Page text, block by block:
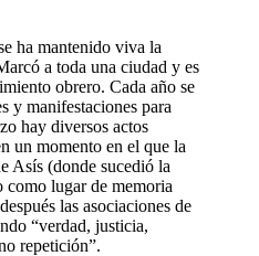
ha mantenido viva la
a toda una ciudad y es
obrero. Cada año se
y manifestaciones para
hay diversos actos
un momento en el que la
Asís (donde sucedió la
como lugar de memoria
las asociaciones de
“verdad, justicia,
repetición”.